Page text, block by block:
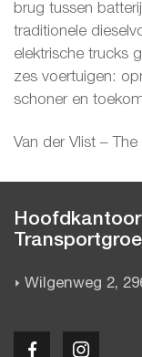
brug tussen
traditionele
elektrische trucks
zes voertuigen:
schoner en
Van der Vlist –
Wilgenweg 2,